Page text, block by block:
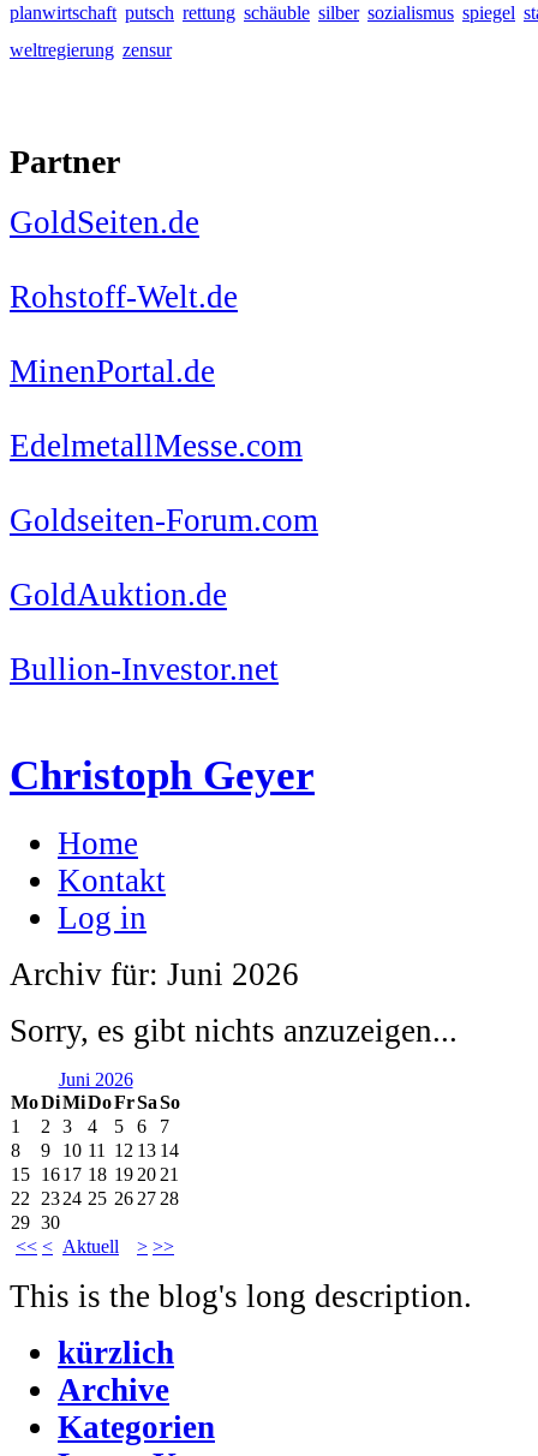
planwirtschaft putsch rettung schäuble silber sozialismus spiegel
weltregierung zensur
Partner
GoldSeiten.de
Rohstoff-Welt.de
MinenPortal.de
EdelmetallMesse.com
Goldseiten-Forum.com
GoldAuktion.de
Bullion-Investor.net
Christoph Geyer
Home
Kontakt
Log in
Archiv für: Juni 2026
Sorry, es gibt nichts anzuzeigen...
Juni 2026
MoDiMiDoFrSaSo
<< < Aktuell > >>
1 2 3 4 5 6
7
8
9 10 11 12 13 14
15 1617 18 19 20 21
22
2324 25 26 27 28
29 30
This is the blog's long description.
kürzlich
Archive
Kategorien